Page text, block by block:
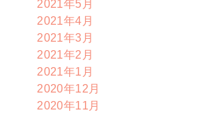
2021年5月
2021年4月
2021年3月
2021年2月
2021年1月
2020年12月
2020年11月